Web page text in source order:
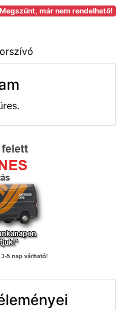
Megszűnt, már nem rendelhető!